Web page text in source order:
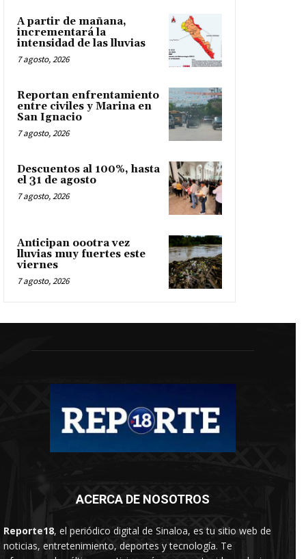
A partir de mañana,
incrementará la
intensidad de las lluvias
7 agosto, 2026
Reportan enfrentamiento
entre civiles y Marina en
San Ignacio
7 agosto, 2026
Descuentos al 100%, hasta
el 31 de agosto
7 agosto, 2026
Anticipan oootra vez
lluvias muy fuertes este
viernes
7 agosto, 2026
ACERCA DE NOSOTROS
Reporte18, el periódico digital de Sinaloa, es tu sitio web de
noticias, entretenimiento, deportes y tecnología. Te